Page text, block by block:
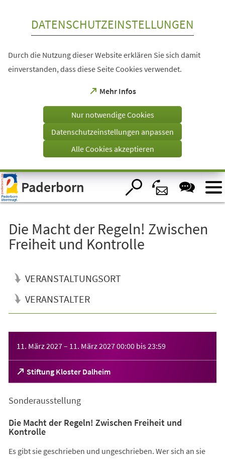
Visuelle
Assistenzsoftware
öffnen.
DATENSCHUTZEINSTELLUNGEN
Durch die Nutzung dieser Website erklären Sie sich damit
einverstanden, dass diese Seite Cookies verwendet.
Mehr Infos
(Öffnet
einem
Tab)
Nur notwendige Cookies
Datenschutzeinstellungen anpassen
Alle Cookies akzeptieren
Paderborn
Die Macht der Regeln! Zwischen
Freiheit und Kontrolle
VERANSTALTUNGSORT
VERANSTALTER
11. März 2027– 11. März 202700:00 bis23:59
Stiftung Kloster Dalheim
(Öffnet
in
neuen
Sonderausstellung
Die Macht der Regeln! Zwischen Freiheit und
Kontrolle
Es gibt sie geschrieben und ungeschrieben. Wer sich an sie